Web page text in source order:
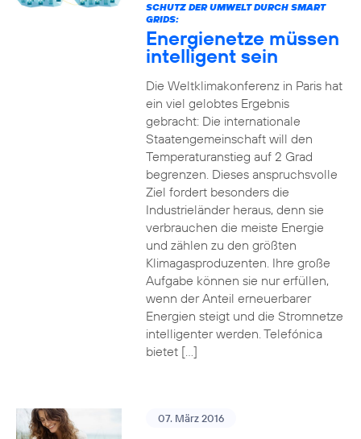
SCHUTZ DER UMWELT DURCH SMART
GRIDS:
Energienetze müssen
intelligent sein
Die Weltklimakonferenz in Paris hat
ein viel gelobtes Ergebnis
gebracht: Die internationale
Staatengemeinschaft will den
Temperaturanstieg auf 2 Grad
begrenzen. Dieses anspruchsvolle
Ziel fordert besonders die
Industrieländer heraus, denn sie
verbrauchen die meiste Energie
und zählen zu den größten
Klimagasproduzenten. Ihre große
Aufgabe können sie nur erfüllen,
wenn der Anteil erneuerbarer
Energien steigt und die Stromnetze
intelligenter werden. Telefónica
bietet […]
07. März 2016